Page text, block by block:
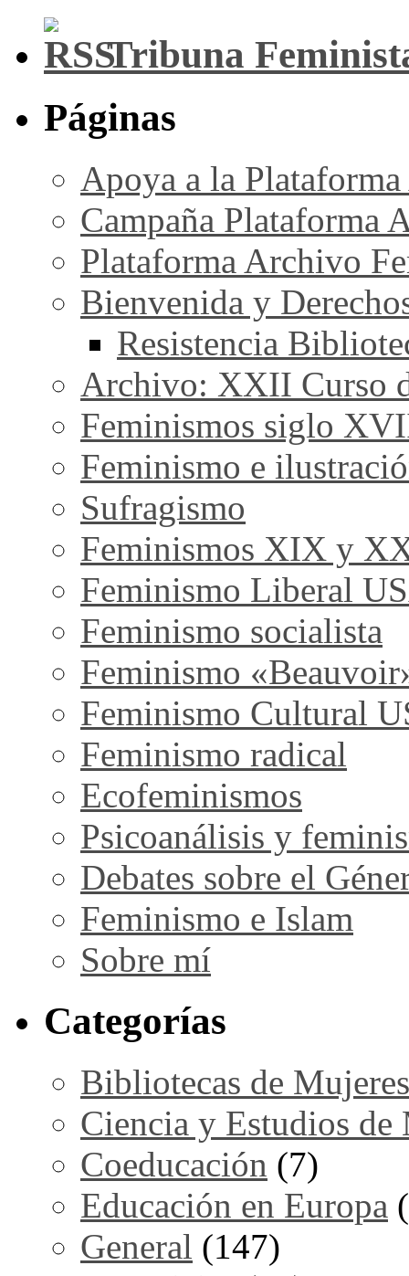
Tribuna
Páginas
Apoya a la
Campaña Plataforma
Plataforma Archivo
Bienvenida y
Resistencia
Archivo: XXII Curso
Feminismos siglo
Feminismo e
Sufragismo
Feminismos XIX y
Feminismo Liberal
Feminismo socialista
Feminismo
Feminismo Cultural
Feminismo radical
Ecofeminismos
Psicoanálisis y
Debates sobre el
Feminismo e Islam
Sobre mí
Categorías
Bibliotecas de Mujeres
Ciencia y Estudios de
Coeducación (7)
Educación en Europa
General (147)